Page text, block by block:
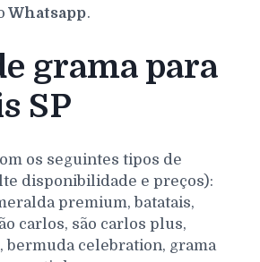
Whatsapp.
grama para
SP
os seguintes tipos de
disponibilidade e preços):
premium, batatais,
carlos, são carlos plus,
bermuda celebration, grama